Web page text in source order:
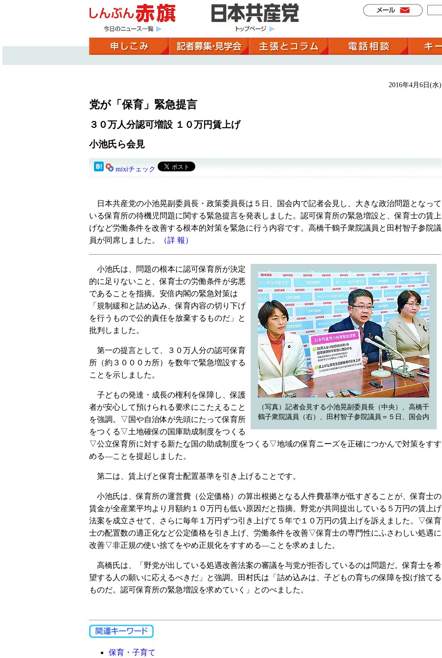
2016年4月6日(水)
党が「保育」緊急提言
３０万人分認可増設 １０万円賃上げ
小池氏ら会見
mixiチェック
日本共産党の小池晃副委員長・政策委員長は５日、国会内で記者会見し、大きな政治問題となって
いる保育所の待機児問題に関する緊急提言を発表しました。認可保育所の緊急増設と、保育士の賃上
げなど労働条件を改善する根本的対策を緊急に行う内容です。高橋千鶴子衆院議員と田村智子参院議
員が同席しました。
（詳 報）
（写真）記者会見する小池晃副委員長（中央）、高橋千
鶴子衆院議員（右）、田村智子参院議員＝５日、国会内
小池氏は、問題の根本に認可保育所が決定
的に足りないこと、保育士の労働条件が劣悪
であることを指摘。安倍内閣の緊急対策は
「規制緩和と詰め込み、保育内容の切り下げ
を行うもので公的責任を放棄するものだ」と
批判しました。
第一の提言として、３０万人分の認可保育
所（約３０００カ所）を数年で緊急増設する
ことを示しました。
子どもの発達・成長の権利を保障し、保護
者が安心して預けられる要求にこたえること
を強調。▽国や自治体が先頭にたって保育所
をつくる▽土地確保の国庫助成制度をつくる
▽公立保育所に対する新たな国の助成制度をつくる▽地域の保育ニーズを正確につかんで対策をすす
める―ことを提起しました。
第二は、賃上げと保育士配置基準を引き上げることです。
小池氏は、保育所の運営費（公定価格）の算出根拠となる人件費基準が低すぎることが、保育士の
賃金が全産業平均より月額約１０万円も低い原因だと指摘。野党が共同提出している５万円の賃上げ
法案を成立させて、さらに毎年１万円ずつ引き上げて５年で１０万円の賃上げを訴えました。▽保育
士の配置数の適正化など公定価格を引き上げ、労働条件を改善▽保育士の専門性にふさわしい処遇に
改善▽非正規の使い捨てをやめ正規化をすすめる―ことを求めました。
高橋氏は、「野党が出している処遇改善法案の審議を与党が拒否しているのは問題だ。保育士を希
望する人の願いに応えるべきだ」と強調。田村氏は「詰め込みは、子どもの育ちの保障を投げ捨てる
ものだ。認可保育所の緊急増設を求めていく」とのべました。
保育・子育て